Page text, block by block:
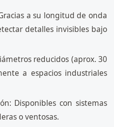
a su longitud de onda
detalles invisibles bajo
reducidos (aprox. 30
a espacios industriales
Disponibles con sistemas
o ventosas.